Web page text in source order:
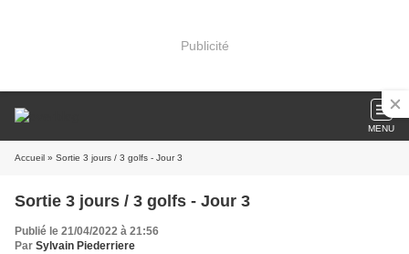
Publicité
MENU
Accueil » Sortie 3 jours / 3 golfs - Jour 3
Sortie 3 jours / 3 golfs - Jour 3
Publié le 21/04/2022 à 21:56
Par Sylvain Piederriere